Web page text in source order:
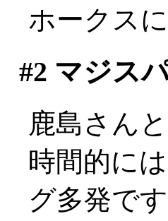
ホークス
#2 マジス
鹿島さん
時間的に
グ多発で